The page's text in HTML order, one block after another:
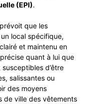
(EPI).
que les
local spécifique,
et maintenu en
quant à lui que
d’être
salissantes ou
des moyens
de ville des vêtements